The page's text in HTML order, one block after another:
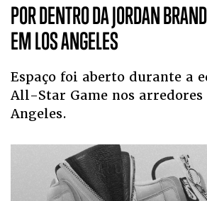
POR DENTRO DA JORDAN
EM LOS ANGELES
Espaço foi aberto durante a
All-Star Game nos arredores
Angeles.